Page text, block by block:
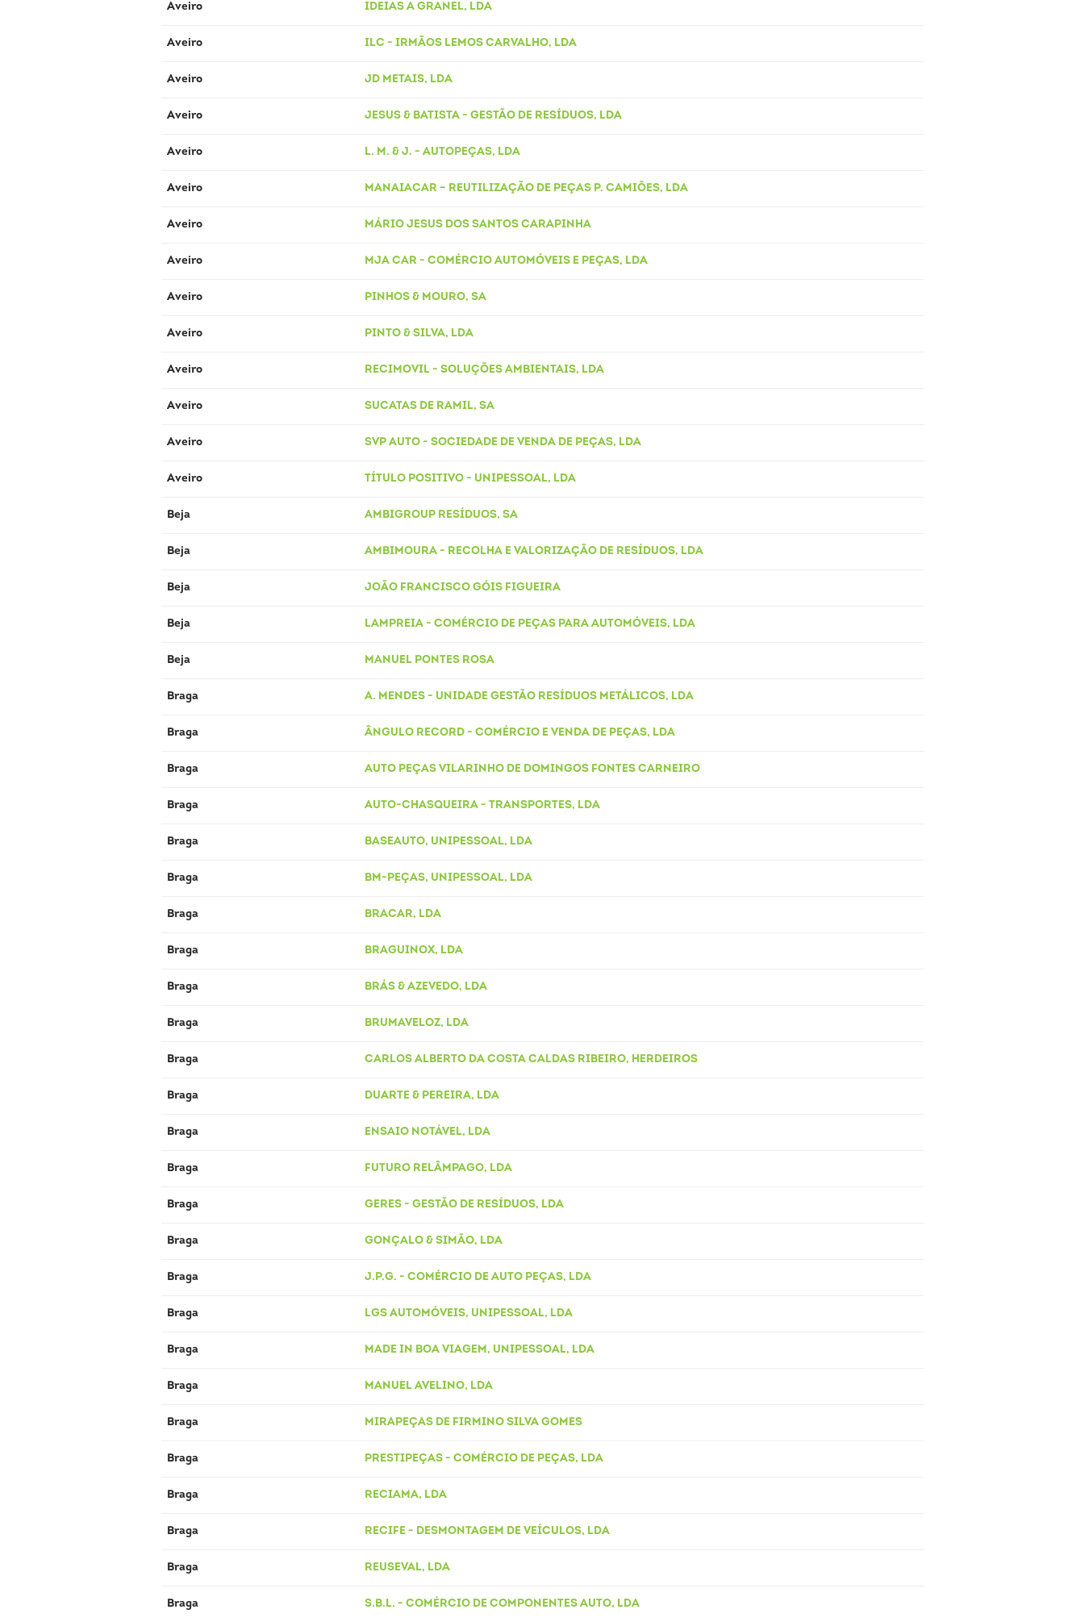
Aveiro IDEIAS A GRANEL, LDA
Aveiro ILC - IRMÃOS LEMOS CARVALHO, LDA
Aveiro JD METAIS, LDA
Aveiro JESUS & BATISTA - GESTÃO DE RESÍDUOS, LDA
Aveiro L. M. & J. - AUTOPEÇAS, LDA
Aveiro MANAIACAR – REUTILIZAÇÃO DE PEÇAS P. CAMIÕES, LDA
Aveiro MÁRIO JESUS DOS SANTOS CARAPINHA
Aveiro MJA CAR - COMÉRCIO AUTOMÓVEIS E PEÇAS, LDA
Aveiro PINHOS & MOURO, SA
Aveiro PINTO & SILVA, LDA
Aveiro RECIMOVIL - SOLUÇÕES AMBIENTAIS, LDA
Aveiro SUCATAS DE RAMIL, SA
Aveiro SVP AUTO - SOCIEDADE DE VENDA DE PEÇAS, LDA
Aveiro TÍTULO POSITIVO - UNIPESSOAL, LDA
Beja AMBIGROUP RESÍDUOS, SA
Beja AMBIMOURA - RECOLHA E VALORIZAÇÃO DE RESÍDUOS, LDA
Beja JOÃO FRANCISCO GÓIS FIGUEIRA
Beja LAMPREIA - COMÉRCIO DE PEÇAS PARA AUTOMÓVEIS, LDA
Beja MANUEL PONTES ROSA
Braga A. MENDES - UNIDADE GESTÃO RESÍDUOS METÁLICOS, LDA
Braga ÂNGULO RECORD - COMÉRCIO E VENDA DE PEÇAS, LDA
Braga AUTO PEÇAS VILARINHO DE DOMINGOS FONTES CARNEIRO
Braga AUTO-CHASQUEIRA - TRANSPORTES, LDA
Braga BASEAUTO, UNIPESSOAL, LDA
Braga BM-PEÇAS, UNIPESSOAL, LDA
Braga BRACAR, LDA
Braga BRAGUINOX, LDA
Braga BRÁS & AZEVEDO, LDA
Braga BRUMAVELOZ, LDA
Braga CARLOS ALBERTO DA COSTA CALDAS RIBEIRO, HERDEIROS
Braga DUARTE & PEREIRA, LDA
Braga ENSAIO NOTÁVEL, LDA
Braga FUTURO RELÂMPAGO, LDA
Braga GERES - GESTÃO DE RESÍDUOS, LDA
Braga GONÇALO & SIMÃO, LDA
Braga J.P.G. - COMÉRCIO DE AUTO PEÇAS, LDA
Braga LGS AUTOMÓVEIS, UNIPESSOAL, LDA
Braga MADE IN BOA VIAGEM, UNIPESSOAL, LDA
Braga MANUEL AVELINO, LDA
Braga MIRAPEÇAS DE FIRMINO SILVA GOMES
Braga PRESTIPEÇAS - COMÉRCIO DE PEÇAS, LDA
Braga RECIAMA, LDA
Braga RECIFE - DESMONTAGEM DE VEÍCULOS, LDA
Braga REUSEVAL, LDA
Braga S.B.L. - COMÉRCIO DE COMPONENTES AUTO, LDA